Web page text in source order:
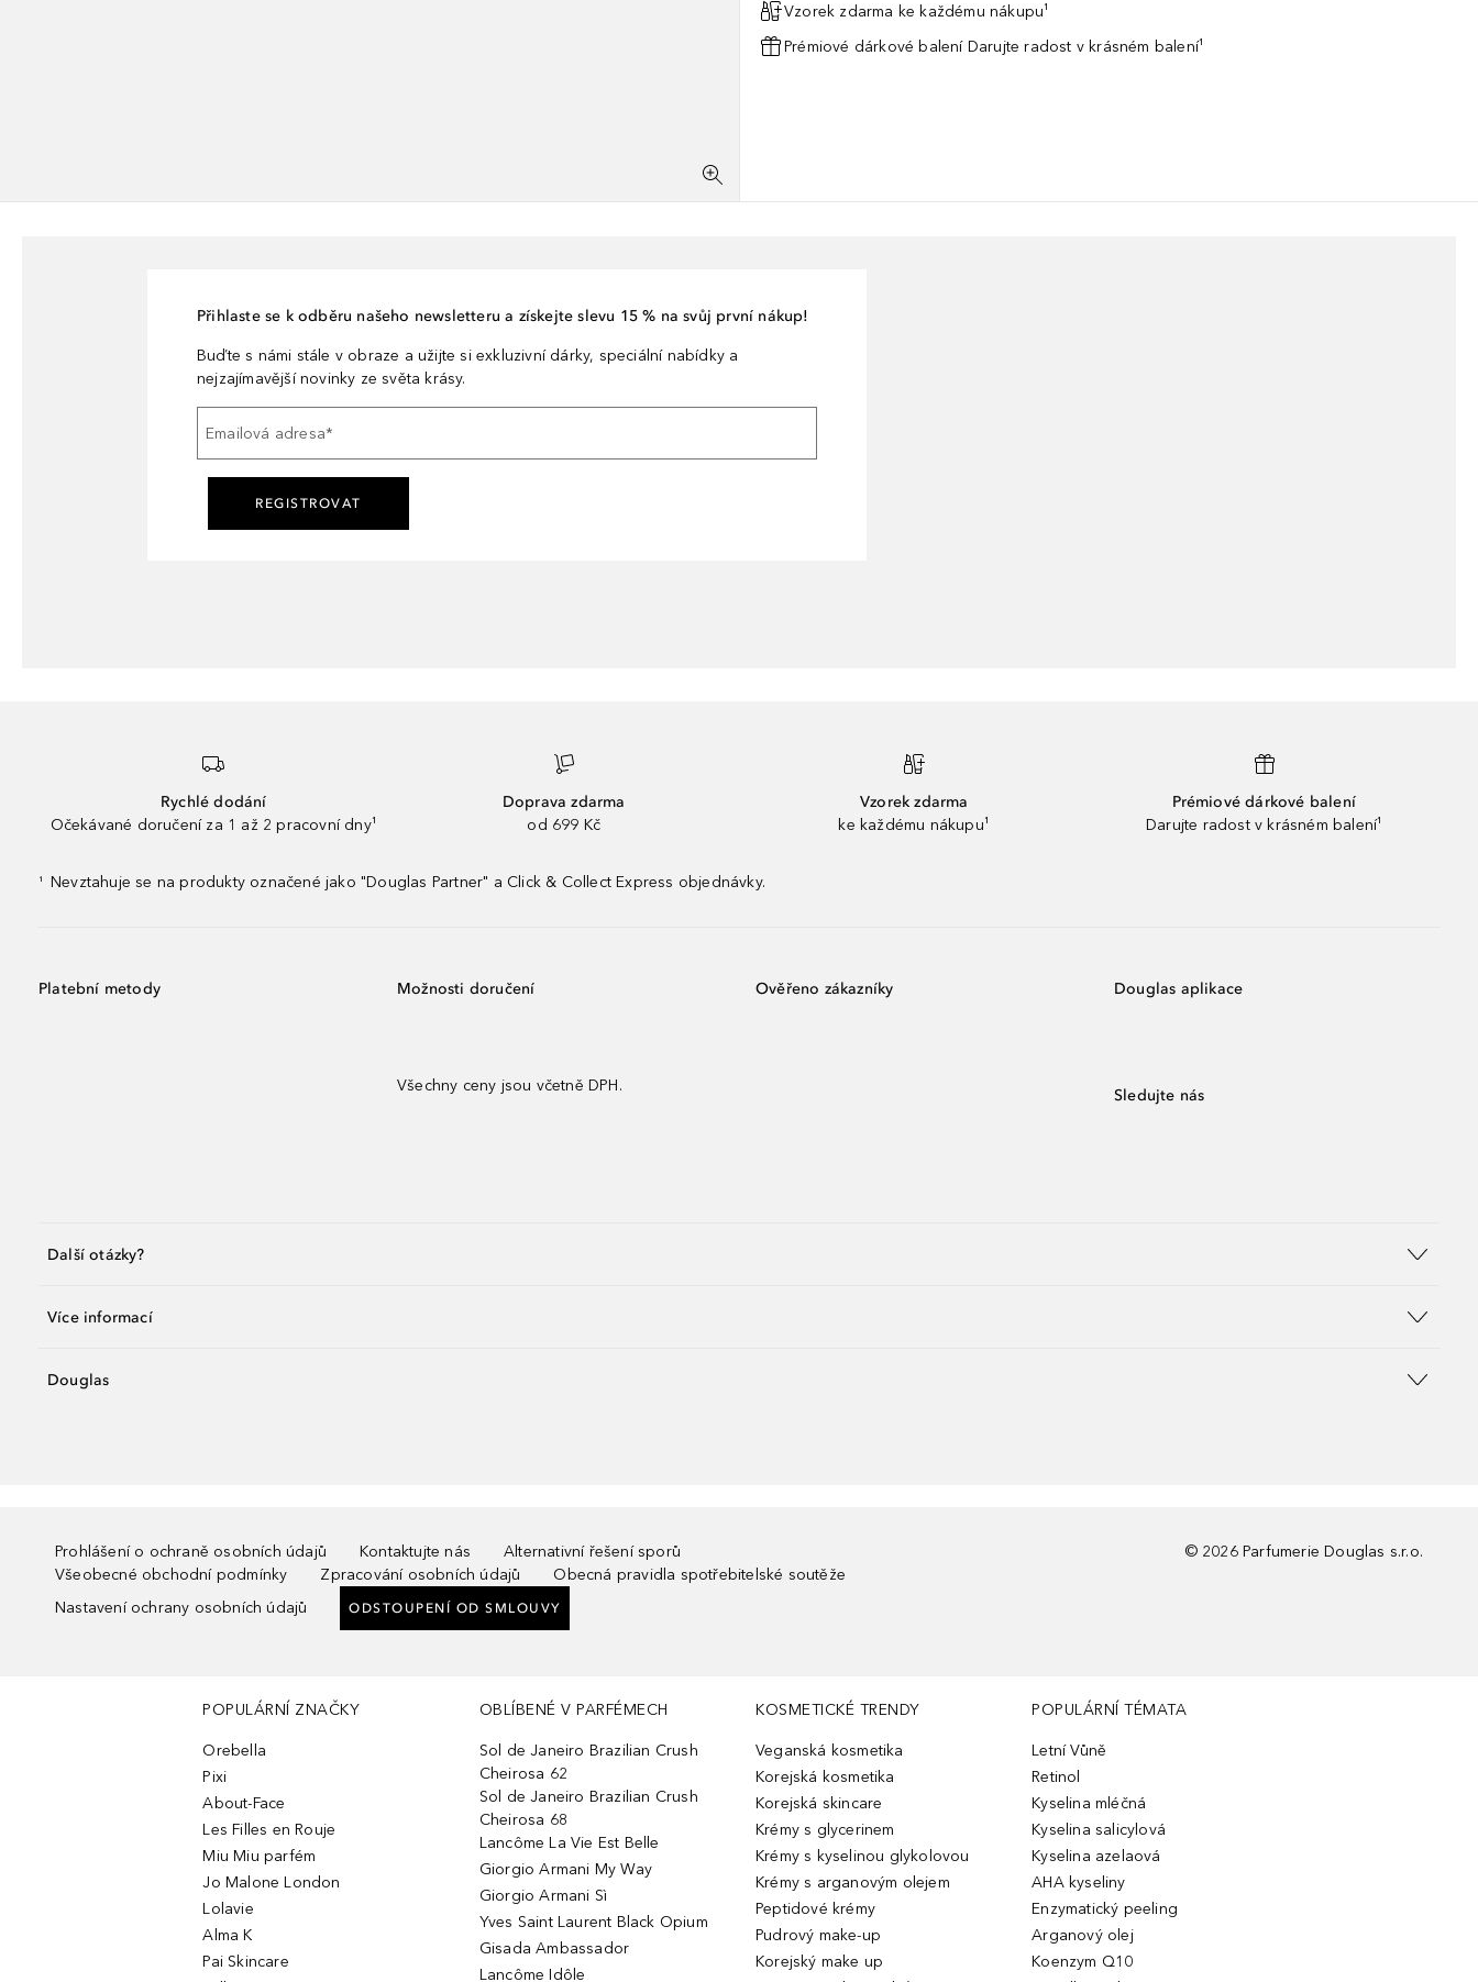
Vzorek zdarma ke každému nákupu¹
Prémiové dárkové balení Darujte radost v krásném balení¹
Přihlaste se k odběru našeho newsletteru a získejte slevu 15 % na svůj první nákup!
Buďte s námi stále v obraze a užijte si exkluzivní dárky, speciální nabídky a
nejzajímavější novinky ze světa krásy.
Emailová adresa*
REGISTROVAT
Rychlé dodání
Očekávané doručení za 1 až 2 pracovní dny¹
Doprava zdarma
od 699 Kč
Vzorek zdarma
ke každému nákupu¹
Prémiové dárkové balení
Darujte radost v krásném balení¹
¹ Nevztahuje se na produkty označené jako "Douglas Partner" a Click & Collect Express objednávky.
Platební metody Možnosti doručení
Všechny ceny jsou včetně DPH.
Ověřeno zákazníky Douglas aplikace
Sledujte nás
Další otázky?
Více informací
Douglas
Prohlášení o ochraně osobních údajů Kontaktujte nás
Alternativní řešení sporů
Všeobecné obchodní podmínky
Zpracování osobních údajů
Obecná pravidla spotřebitelské soutěže
Nastavení ochrany osobních údajů
ODSTOUPENÍ OD SMLOUVY
© 2026 Parfumerie Douglas s.r.o.
POPULÁRNÍ ZNAČKY
Orebella
Pixi
About-Face
Les Filles en Rouje
Miu Miu parfém
Jo Malone London
Lolavie
Alma K
Pai Skincare
OBLÍBENÉ V PARFÉMECH
Sol de Janeiro Brazilian Crush
Cheirosa 62
Sol de Janeiro Brazilian Crush
Cheirosa 68
Lancôme La Vie Est Belle
Giorgio Armani My Way
Giorgio Armani Sì
Yves Saint Laurent Black Opium
Gisada Ambassador
Lancôme Idôle
KOSMETICKÉ TRENDY
Veganská kosmetika
Korejská kosmetika
Korejská skincare
Krémy s glycerinem
Krémy s kyselinou glykolovou
Krémy s arganovým olejem
Peptidové krémy
Pudrový make-up
Korejský make up
POPULÁRNÍ TÉMATA
Letní Vůně
Retinol
Kyselina mléčná
Kyselina salicylová
Kyselina azelaová
AHA kyseliny
Enzymatický peeling
Arganový olej
Koenzym Q10